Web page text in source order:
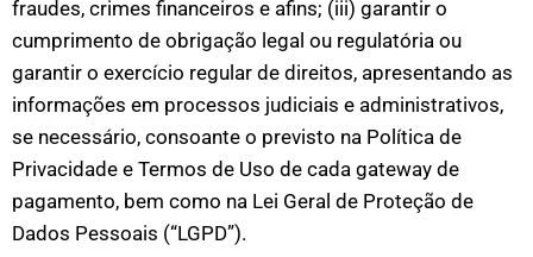
fraudes, crimes financeiros e afins; (iii) garantir o
cumprimento de obrigação legal ou regulatória ou
garantir o exercício regular de direitos, apresentando as
informações em processos judiciais e administrativos,
se necessário, consoante o previsto na Política de
Privacidade e Termos de Uso de cada gateway de
pagamento, bem como na Lei Geral de Proteção de
Dados Pessoais (“LGPD”).